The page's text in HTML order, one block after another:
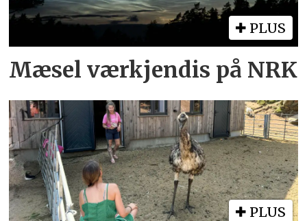
PLUS
Mæsel værkjendis på NRK
PLUS